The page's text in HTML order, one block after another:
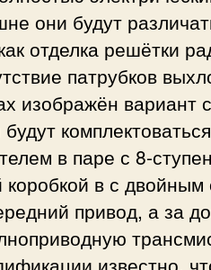
они будут
отделка решётки
патрубков
изображён вариант
в паре с 8-
коробкой в с
привод, а за
известно,